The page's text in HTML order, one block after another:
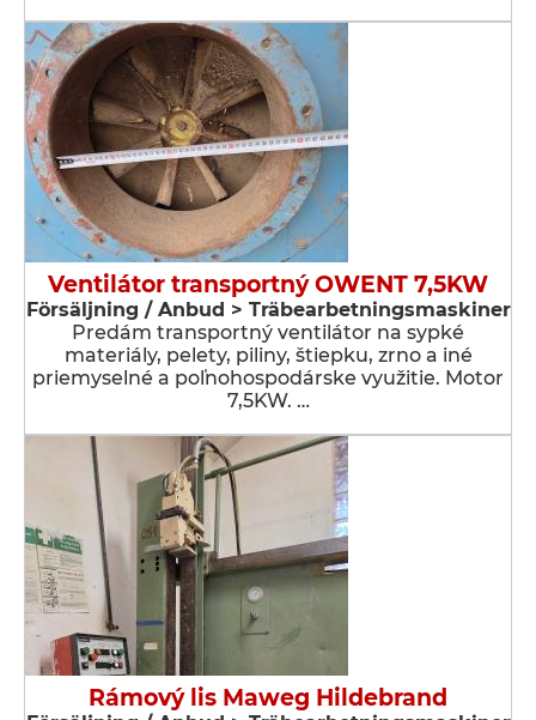
Ventilátor transportný OWENT 7,5KW
Försäljning / Anbud > Träbearbetningsmaskiner
Predám transportný ventilátor na sypké
materiály, pelety, piliny, štiepku, zrno a iné
priemyselné a poľnohospodárske využitie. Motor
7,5KW. …
Rámový lis Maweg Hildebrand